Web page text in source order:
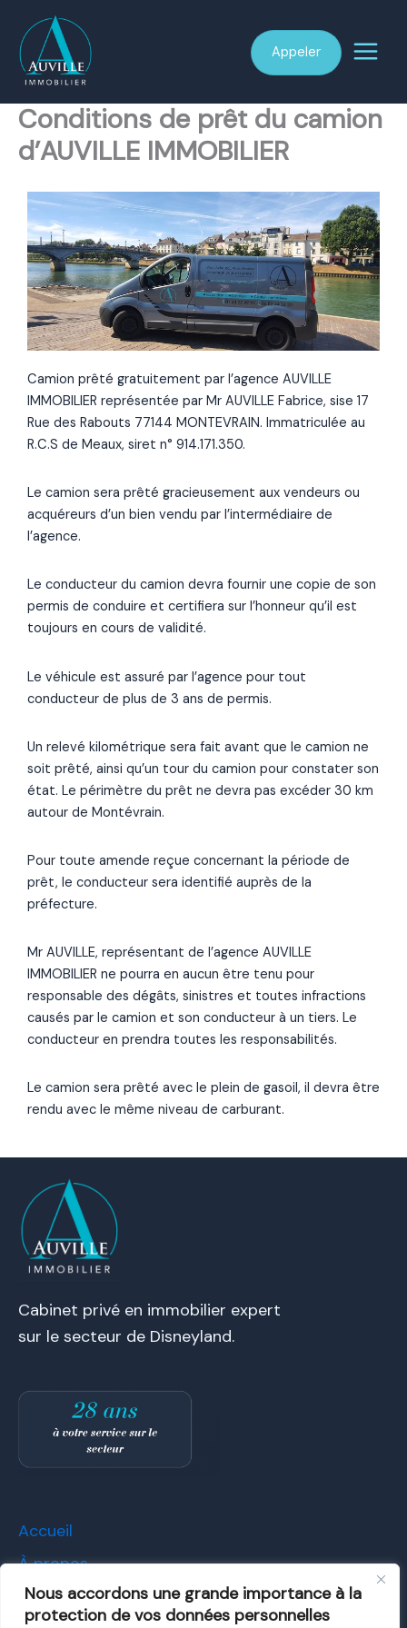
Nous accordons une grande importance à la
protection de vos données personnelles
contenu
Appeler
Conditions de prêt du camion
d’AUVILLE IMMOBILIER
Camion prêté gratuitement par l’agence AUVILLE
IMMOBILIER représentée par Mr AUVILLE Fabrice, sise 17
Rue des Rabouts 77144 MONTEVRAIN. Immatriculée au
R.C.S de Meaux, siret n° 914.171.350.
Le camion sera prêté gracieusement aux vendeurs ou
acquéreurs d’un bien vendu par l’intermédiaire de
l’agence.
Le conducteur du camion devra fournir une copie de son
permis de conduire et certifiera sur l’honneur qu’il est
toujours en cours de validité.
Le véhicule est assuré par l’agence pour tout
conducteur de plus de 3 ans de permis.
Un relevé kilométrique sera fait avant que le camion ne
soit prêté, ainsi qu’un tour du camion pour constater son
état. Le périmètre du prêt ne devra pas excéder 30 km
autour de Montévrain.
Pour toute amende reçue concernant la période de
prêt, le conducteur sera identifié auprès de la
préfecture.
Mr AUVILLE, représentant de l’agence AUVILLE
IMMOBILIER ne pourra en aucun être tenu pour
responsable des dégâts, sinistres et toutes infractions
causés par le camion et son conducteur à un tiers. Le
conducteur en prendra toutes les responsabilités.
Le camion sera prêté avec le plein de gasoil, il devra être
rendu avec le même niveau de carburant.
Cabinet privé en immobilier expert
sur le secteur de Disneyland.
Accueil
À propos
Louer